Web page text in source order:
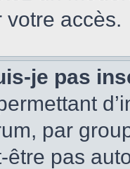
accès.
je pas
par
être pas